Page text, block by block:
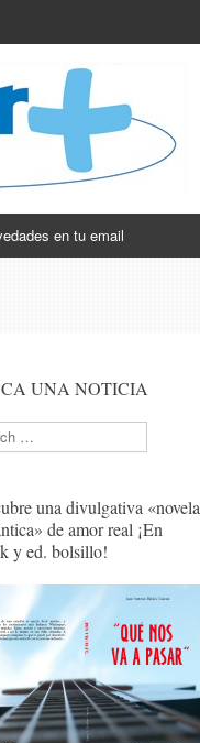
en tu email
UNA NOTICIA
una divulgativa «novela
de amor real ¡En
y ed. bolsillo!